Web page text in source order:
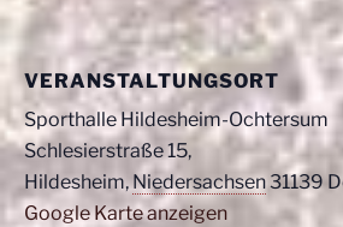
VERANSTALTUNGSORT
Sporthalle Hildesheim-Ochtersum
Schlesierstraße 15,
Hildesheim,Niedersachsen31139
Google Karte anzeigen